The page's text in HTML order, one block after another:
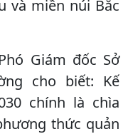
và miền núi Bắc
Giám đốc Sở
cho biết: Kế
chính là chìa
thức quản